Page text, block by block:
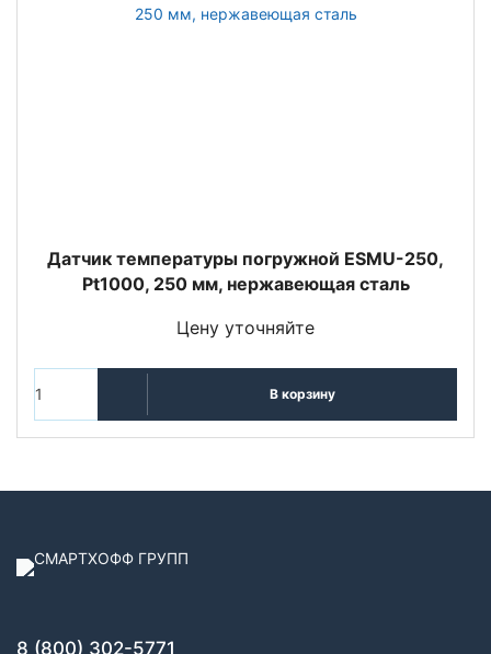
Датчик температуры погружной ESMU-250,
Pt1000, 250 мм, нержавеющая сталь
Цену уточняйте
В корзину
8 (800) 302-5771